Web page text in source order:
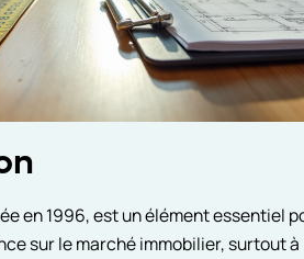
en 1996, est un élément essentiel
sur le marché immobilier, surtout